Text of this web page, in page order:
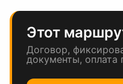
Этот
Договор,
документы, оплата